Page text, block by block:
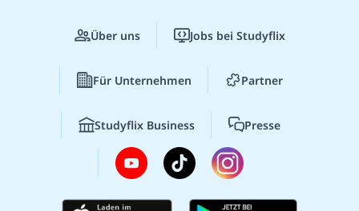
Über uns Jobs bei Studyflix
Für Unternehmen Partner
Studyflix Business Presse